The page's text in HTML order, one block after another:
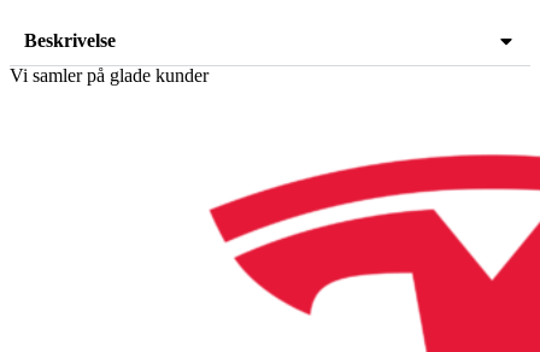
Beskrivelse
Vi samler på glade kunder